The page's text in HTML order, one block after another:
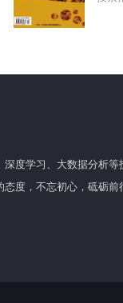
深度学习、大数据分析
态度，不忘初心，砥砺前